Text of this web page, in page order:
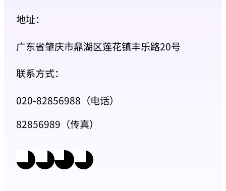
地址：
广东省肇庆市鼎湖区莲花镇丰乐路20号
联系方式：
020-82856988（电话）
82856989（传真）